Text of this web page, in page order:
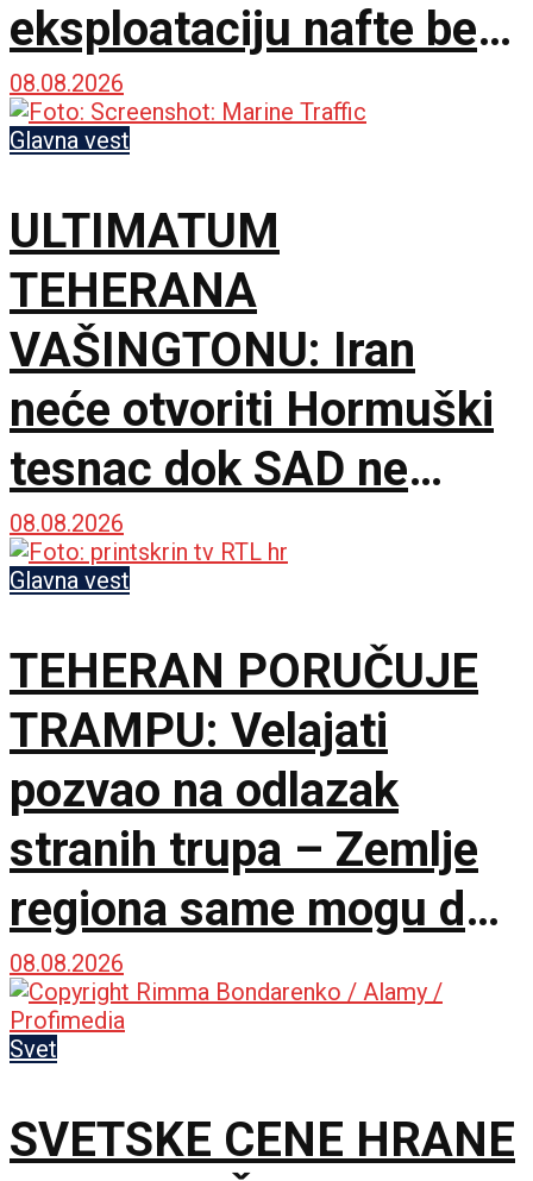
eksploataciju nafte bez
dozvole
08.08.2026
Glavna vest
ULTIMATUM
TEHERANA
VAŠINGTONU: Iran
neće otvoriti Hormuški
tesnac dok SAD ne
ispuni šest uslova
08.08.2026
Glavna vest
TEHERAN PORUČUJE
TRAMPU: Velajati
pozvao na odlazak
stranih trupa – Zemlje
regiona same mogu da
osiguraju bezbednost
08.08.2026
Svet
SVETSKE CENE HRANE